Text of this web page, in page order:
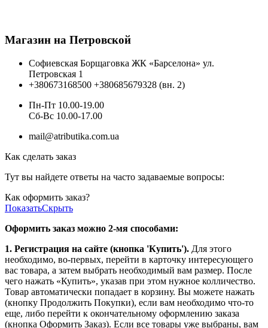
Магазин на Петровской
Софиевская Борщаговка ЖК «Барселона» ул.
Петровская 1
+380673168500 +380685679328 (вн. 2)
Пн-Пт 10.00-19.00
Cб-Вс 10.00-17.00
mail@atributika.com.ua
Как сделать заказ
Тут вы найдете ответы на часто задаваемые вопросы:
Как оформить заказ?
ПоказатьСкрыть
Оформить заказ можно 2-мя способами:
1. Регистрация на сайте (кнопка 'Купить'). Для этого
необходимо, во-первых, перейти в карточку интересующего
вас товара, а затем выбрать необходимый вам размер. После
чего нажать «Купить», указав при этом нужное колличество.
Товар автоматически попадает в корзину. Вы можете нажать
(кнопку Продолжить Покупки), если вам необходимо что-то
еще, либо перейти к окончательному оформлению заказа
(кнопка Оформить Заказ). Если все товары уже выбраны, вам